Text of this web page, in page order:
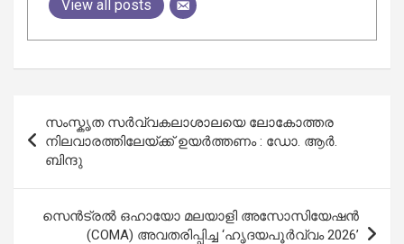
View all posts
navigation
സംസ്കൃത സര്‍വ്വകലാശാലയെ ലോകോത്തര
നിലവാരത്തിലേയ്ക്ക് ഉയര്‍ത്തണം : ഡോ. ആര്‍.
ബിന്ദു
സെൻട്രൽ ഒഹായോ മലയാളി അസോസിയേഷൻ
(COMA) അവതരിപ്പിച്ച ‘ഹൃദയപൂർവ്വം 2026’